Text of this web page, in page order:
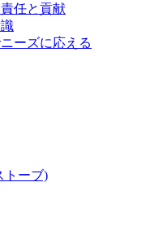
任と貢献
ーズに応える
トーブ)